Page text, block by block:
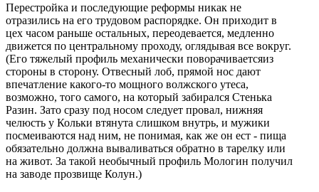
Перестройка и последующие реформы никак не
отразились на его трудовом распорядке. Он приходит в
цех часом раньше остальных, переодевается, медленно
движется по центральному проходу, оглядывая все вокруг.
(Его тяжелый профиль механически поворачиваетсяиз
стороны в сторону. Отвесный лоб, прямой нос дают
впечатление какого-то мощного волжского утеса,
возможно, того самого, на который забирался Стенька
Разин. Зато сразу под носом следует провал, нижняя
челюсть у Кольки втянута слишком внутрь, и мужики
посмеиваются над ним, не понимая, как же он ест - пища
обязательно должна вываливаться обратно в тарелку или
на живот. За такой необычный профиль Мологин получил
на заводе прозвище Колун.)